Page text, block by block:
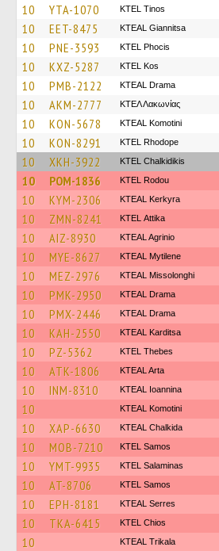
10 YTA-1070 KTEL Tinos
10 EET-8475 KTEAL Giannitsa
10 PNE-3593 ΚΤΕL Phocis
10 KXZ-5287 KTEL Kos
10 PMB-2122 KTEAL Drama
10 AKM-2777 ΚΤΕΛ Λακωνίας
10 KON-5678 KTEAL Komotini
10 KON-8291 KTEL Rhodope
10 XKH-3922 ΚΤΕL Chalkidikis
10 POM-1836 ΚΤΕL Rodou
10 KYM-2306 KTEAL Kerkyra
10 ZMN-8241 KΤΕL Αttika
10 AIZ-8930 KTEAL Agrinio
10 MYE-8627 KTEAL Mytilene
10 MEZ-2976 KTEAL Missolonghi
10 PMK-2950 KTEAL Drama
10 PMX-2446 KTEAL Drama
10 KAH-2550 KTEAL Karditsa
10 PZ-5362 KTEL Thebes
10 ATK-1806 KTEAL Arta
10 INM-8310 KTEAL Ioannina
10 KTEAL Komotini
10 XAP-6630 KTEAL Chalkida
10 MOB-7210 KTEL Samos
10 YMT-9935 KTEL Salaminas
10 AT-8706 KTEL Samos
10 EPH-8181 KTEAL Serres
10 TKA-6415 KTEL Chios
10 KTEAL Trikala